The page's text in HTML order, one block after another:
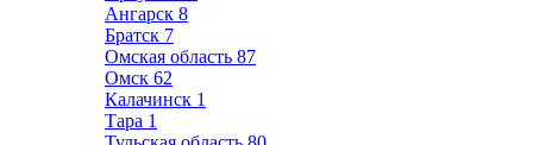
Ангарск 8
Братск 7
Омская область 87
Омск 62
Калачинск 1
Тара 1